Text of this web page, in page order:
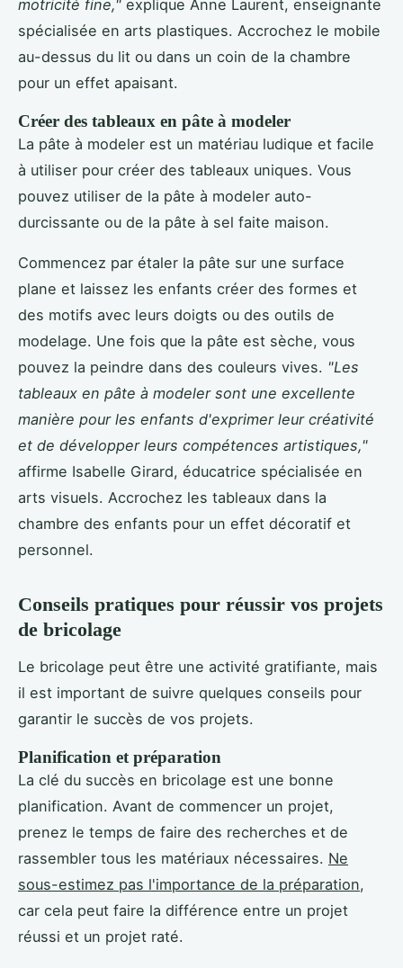
motricité fine," explique Anne Laurent, enseignante
spécialisée en arts plastiques. Accrochez le mobile
au-dessus du lit ou dans un coin de la chambre
pour un effet apaisant.
Créer des tableaux en pâte à modeler
La pâte à modeler est un matériau ludique et facile
à utiliser pour créer des tableaux uniques. Vous
pouvez utiliser de la pâte à modeler auto-
durcissante ou de la pâte à sel faite maison.
Commencez par étaler la pâte sur une surface
plane et laissez les enfants créer des formes et
des motifs avec leurs doigts ou des outils de
modelage. Une fois que la pâte est sèche, vous
pouvez la peindre dans des couleurs vives. "Les
tableaux en pâte à modeler sont une excellente
manière pour les enfants d'exprimer leur créativité
et de développer leurs compétences artistiques,"
affirme Isabelle Girard, éducatrice spécialisée en
arts visuels. Accrochez les tableaux dans la
chambre des enfants pour un effet décoratif et
personnel.
Conseils pratiques pour réussir vos projets
de bricolage
Le bricolage peut être une activité gratifiante, mais
il est important de suivre quelques conseils pour
garantir le succès de vos projets.
Planification et préparation
La clé du succès en bricolage est une bonne
planification. Avant de commencer un projet,
prenez le temps de faire des recherches et de
rassembler tous les matériaux nécessaires. Ne
sous-estimez pas l'importance de la préparation,
car cela peut faire la différence entre un projet
réussi et un projet raté.